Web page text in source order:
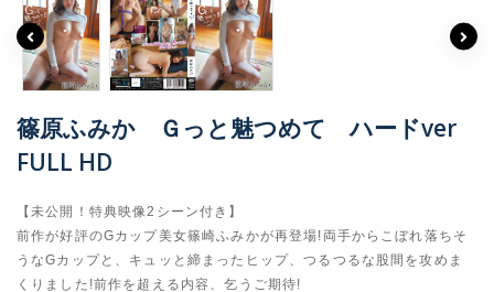
篠原ふみか Ｇっと魅つめて ハードver
FULL HD
【未公開！特典映像2シーン付き】
前作が好評のGカップ美女篠崎ふみかが再登場!両手からこぼれ落ちそ
うなGカップと、キュッと締まったヒップ、つるつるな股間を攻めま
くりました!前作を超える内容、乞うご期待!